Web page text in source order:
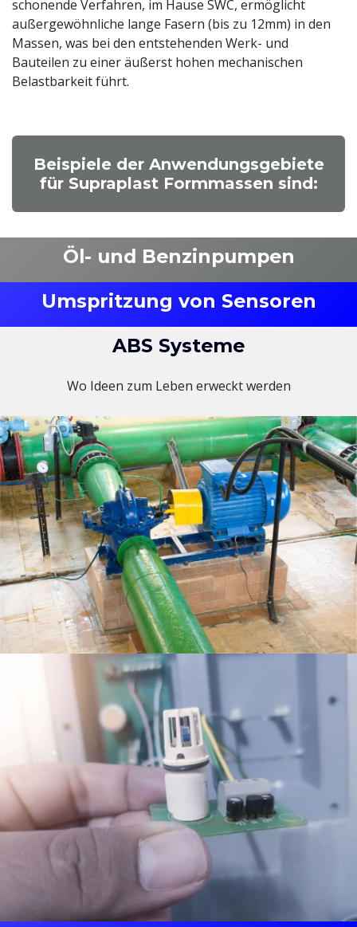
schonende Verfahren, im Hause SWC, ermöglicht
außergewöhnliche lange Fasern (bis zu 12mm) in den
Massen, was bei den entstehenden Werk- und
Bauteilen zu einer äußerst hohen mechanischen
Belastbarkeit führt.
Beispiele der Anwendungsgebiete
für Supraplast Formmassen sind:
Öl- und Benzinpumpen
Umspritzung von Sensoren
ABS Systeme
Wo Ideen zum Leben erweckt werden